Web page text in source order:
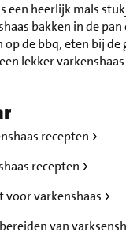
een heerlijk mals
bakken in de
op de bbq, eten bij
lekker
recepten
recepten
voor varkenshaas
van